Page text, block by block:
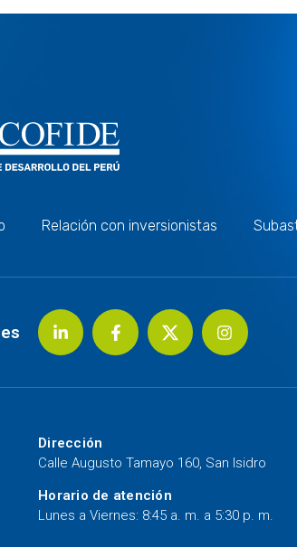
Relación con inversionistas
Dirección
Calle Augusto Tamayo 160, San Isidro
Horario de atención
Lunes a Viernes: 8:45 a. m. a 5:30 p. m.